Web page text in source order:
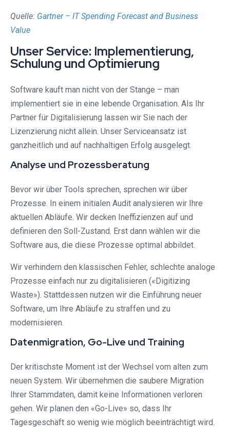
Quelle: Gartner – IT Spending Forecast and Business
Value
Unser Service: Implementierung,
Schulung und Optimierung
Software kauft man nicht von der Stange – man
implementiert sie in eine lebende Organisation. Als Ihr
Partner für Digitalisierung lassen wir Sie nach der
Lizenzierung nicht allein. Unser Serviceansatz ist
ganzheitlich und auf nachhaltigen Erfolg ausgelegt.
Analyse und Prozessberatung
Bevor wir über Tools sprechen, sprechen wir über
Prozesse. In einem initialen Audit analysieren wir Ihre
aktuellen Abläufe. Wir decken Ineffizienzen auf und
definieren den Soll-Zustand. Erst dann wählen wir die
Software aus, die diese Prozesse optimal abbildet.
Wir verhindern den klassischen Fehler, schlechte analoge
Prozesse einfach nur zu digitalisieren («Digitizing
Waste»). Stattdessen nutzen wir die Einführung neuer
Software, um Ihre Abläufe zu straffen und zu
modernisieren.
Datenmigration, Go-Live und Training
Der kritischste Moment ist der Wechsel vom alten zum
neuen System. Wir übernehmen die saubere Migration
Ihrer Stammdaten, damit keine Informationen verloren
gehen. Wir planen den «Go-Live» so, dass Ihr
Tagesgeschäft so wenig wie möglich beeinträchtigt wird.